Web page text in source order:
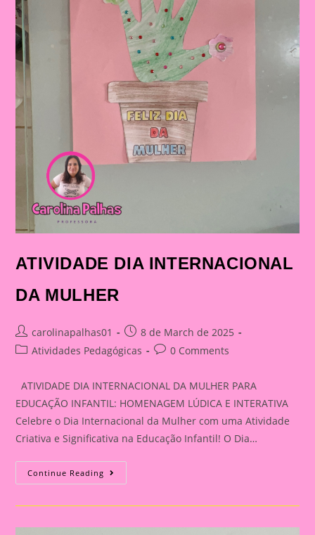
ATIVIDADE DIA INTERNACIONAL
DA MULHER
Post
author:
carolinapalhas01
Post
published:
8 de March de 2025
PostAtividades Pedagógicas
Post0 Comments
ATIVIDADE DIA INTERNACIONAL DA MULHER PARA
EDUCAÇÃO INFANTIL: HOMENAGEM LÚDICA E INTERATIVA
Celebre o Dia Internacional da Mulher com uma Atividade
Criativa e Significativa na Educação Infantil! O Dia…
Continue Reading ATIVIDADE
DIA
DA